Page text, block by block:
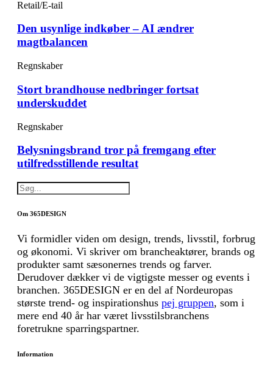
Retail/E-tail
Den usynlige indkøber – AI ændrer
magtbalancen
Regnskaber
Stort brandhouse nedbringer fortsat
underskuddet
Regnskaber
Belysningsbrand tror på fremgang efter
utilfredsstillende resultat
Om 365DESIGN
Vi formidler viden om design, trends, livsstil, forbrug
og økonomi. Vi skriver om brancheaktører, brands og
produkter samt sæsonernes trends og farver.
Derudover dækker vi de vigtigste messer og events i
branchen. 365DESIGN er en del af Nordeuropas
største trend- og inspirationshus pej gruppen, som i
mere end 40 år har været livsstilsbranchens
foretrukne sparringspartner.
Information